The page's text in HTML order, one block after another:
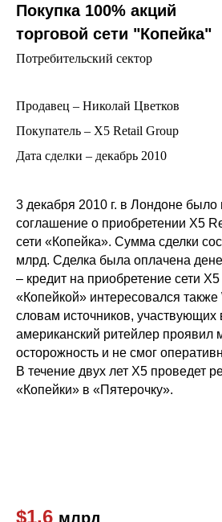
Покупка 100% акций
торговой сети "Копейка"
Потребительский сектор
Продавец – Николай Цветков
Покупатель – Х5 Retail Group
Дата сделки – декабрь 2010
3 декабря 2010 г. в Лондоне было
соглашение о приобретении X5
сети «Копейка». Сумма сделки
млрд. Сделка была оплачена
– кредит на приобретение сети
«Копейкой» интересовался
словам источников, участвующих
американский ритейлер проявил
осторожность и не смог
В течение двух лет X5 проведет
«Копейки» в «Пятерочку».
$1,6 млрд